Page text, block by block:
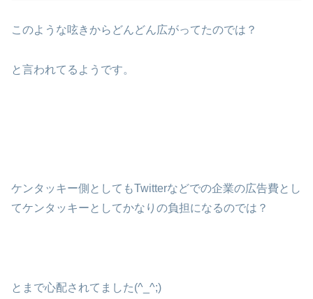
このような呟きからどんどん広がってたのでは？
と言われてるようです。
ケンタッキー側としてもTwitterなどでの企業の広告費とし
てケンタッキーとしてかなりの負担になるのでは？
とまで心配されてました(^_^;)